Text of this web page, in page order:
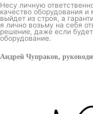
Несу личную
качество оборудования
выйдет из строя, а
я лично возьму на себя
решение, даже если
оборудование.
Андрей Чупраков,